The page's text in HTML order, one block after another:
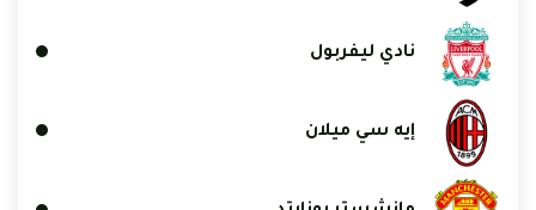
نادي ليفربول
إيه سي ميلان